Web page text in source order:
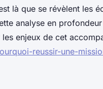
là que se révèlent les
analyse en
enjeux de cet
reussir-une-